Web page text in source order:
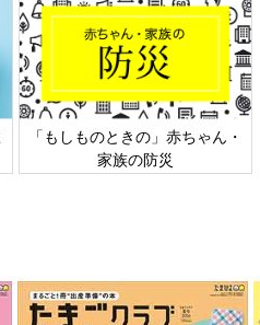
「もしものときの」赤ちゃん・
家族の防災